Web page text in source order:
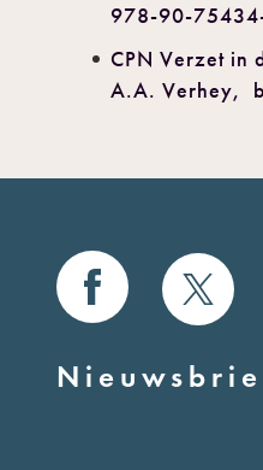
978-90-
CPN Verzet in
A.A. Verhey,